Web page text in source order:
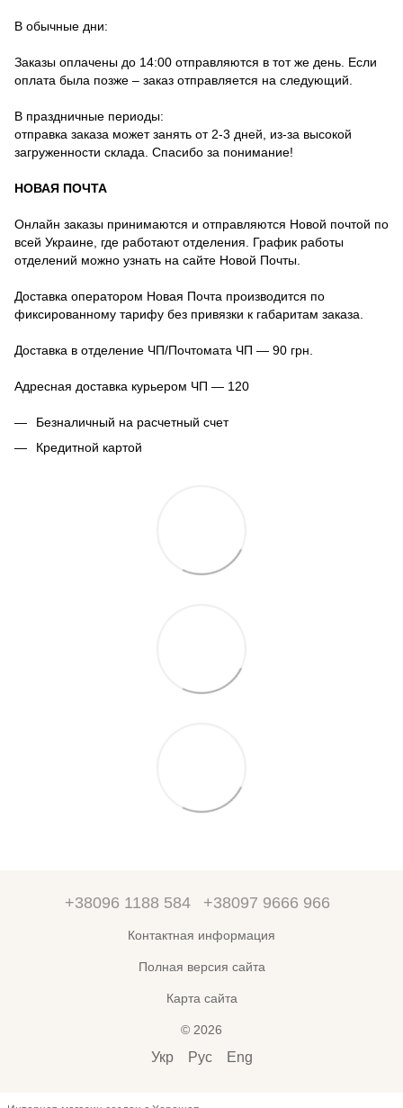
В обычные дни:
Заказы оплачены до 14:00 отправляются в тот же день. Если
оплата была позже – заказ отправляется на следующий.
В праздничные периоды:
отправка заказа может занять от 2-3 дней, из-за высокой
загруженности склада. Спасибо за понимание!
НОВАЯ ПОЧТА
Онлайн заказы принимаются и отправляются Новой почтой по
всей Украине, где работают отделения. График работы
отделений можно узнать на сайте Новой Почты.
Доставка оператором Новая Почта производится по
фиксированному тарифу без привязки к габаритам заказа.
Доставка в отделение ЧП/Почтомата ЧП — 90 грн.
Адресная доставка курьером ЧП — 120
Безналичный на расчетный счет
Кредитной картой
+38096 1188 584 +38097 9666 966
Контактная информация
Полная версия сайта
Карта сайта
© 2026
Укр Рус Eng